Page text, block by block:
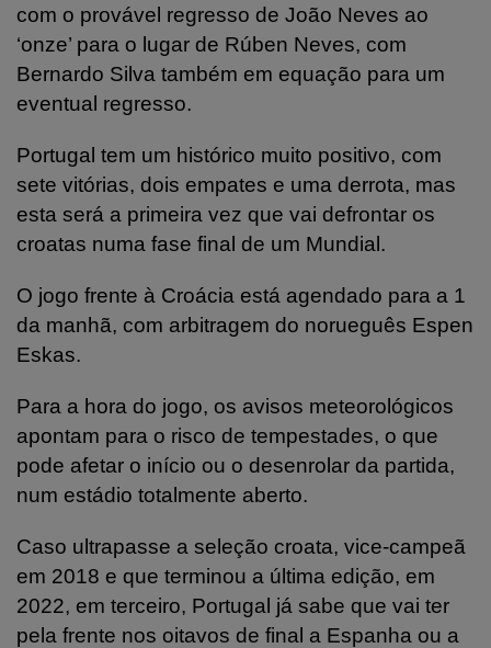
com o provável regresso de João Neves ao
‘onze’ para o lugar de Rúben Neves, com
Bernardo Silva também em equação para um
eventual regresso.
Portugal tem um histórico muito positivo, com
sete vitórias, dois empates e uma derrota, mas
esta será a primeira vez que vai defrontar os
croatas numa fase final de um Mundial.
O jogo frente à Croácia está agendado para a 1
da manhã, com arbitragem do norueguês Espen
Eskas.
Para a hora do jogo, os avisos meteorológicos
apontam para o risco de tempestades, o que
pode afetar o início ou o desenrolar da partida,
num estádio totalmente aberto.
Caso ultrapasse a seleção croata, vice-campeã
em 2018 e que terminou a última edição, em
2022, em terceiro, Portugal já sabe que vai ter
pela frente nos oitavos de final a Espanha ou a